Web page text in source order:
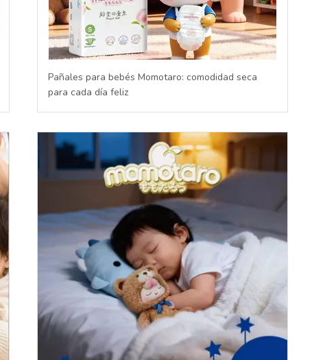
Pañales para bebés Momotaro: comodidad seca
para cada día feliz